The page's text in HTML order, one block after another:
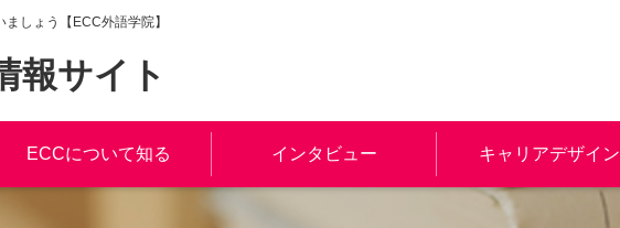
しょう【ECC外語学院】
報サイト
ECCについて知る インタビュー キャリアデザイン